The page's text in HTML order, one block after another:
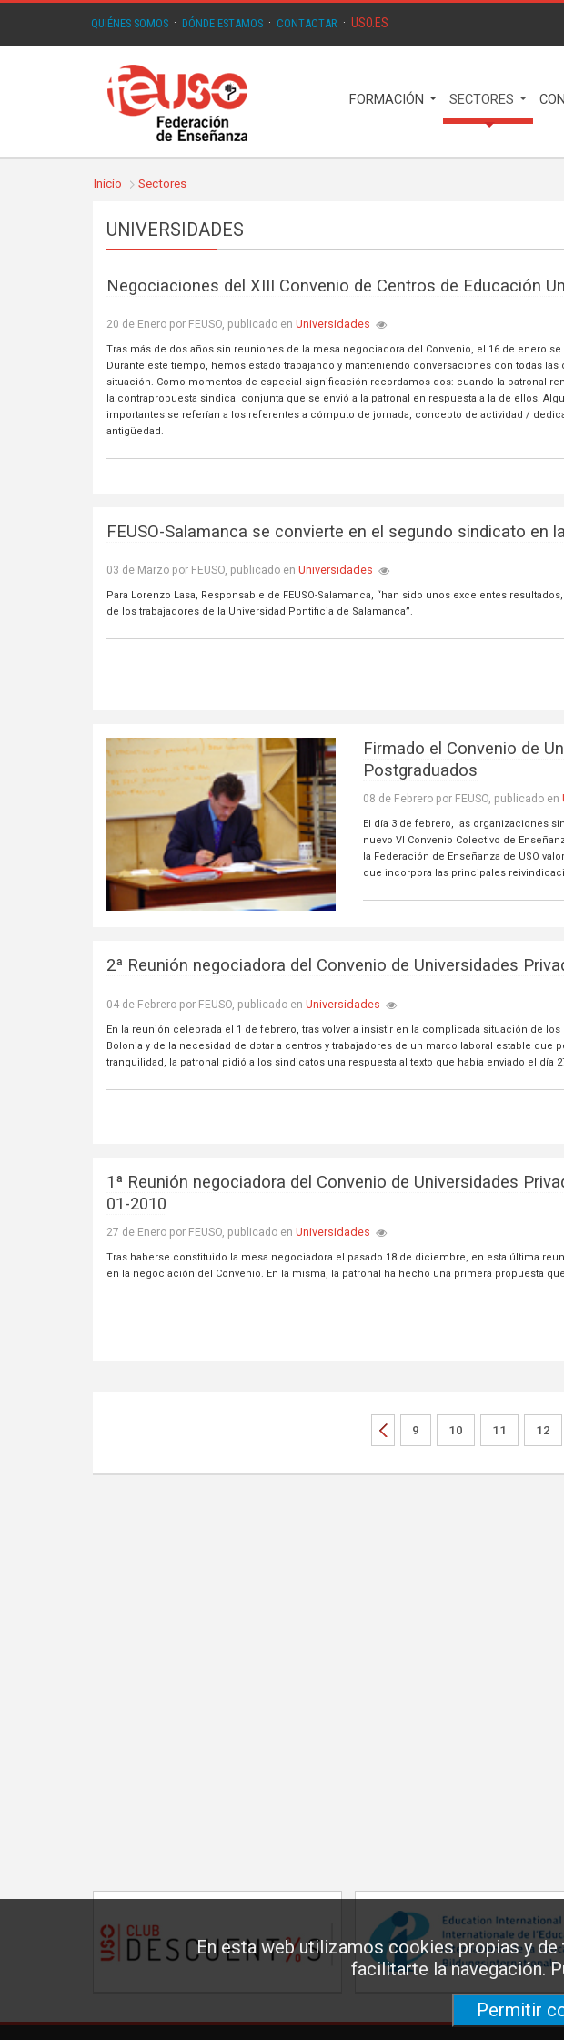
En esta web utilizamos cookies propias y
facilitarte la navegación.
Permitir
QUIÉNES SOMOS · DÓNDE ESTAMOS · CONTACTAR · USO.ES
FORMACIÓN SECTORES
Inicio Sectores
UNIVERSIDADES
Negociaciones del XIII Convenio de Centros de Educación
20 de Enero por FEUSO, publicado en Universidades
Tras más de dos años sin reuniones de la mesa negociadora del Convenio, el 16 de enero
Durante este tiempo, hemos estado trabajando y manteniendo conversaciones con todas
situación. Como momentos de especial significación recordamos dos: cuando la patronal
la contrapropuesta sindical conjunta que se envió a la patronal en respuesta a la de ellos.
importantes se referían a los referentes a cómputo de jornada, concepto de actividad /
antigüedad.
FEUSO-Salamanca se convierte en el segundo sindicato en
03 de Marzo por FEUSO, publicado en Universidades
Para Lorenzo Lasa, Responsable de FEUSO-Salamanca, “han sido unos excelentes
de los trabajadores de la Universidad Pontificia de Salamanca”.
Firmado el Convenio de
Postgraduados
08 de Febrero por FEUSO, publicado en
El día 3 de febrero, las organizaciones
nuevo VI Convenio Colectivo de
la Federación de Enseñanza de USO
que incorpora las principales
2ª Reunión negociadora del Convenio de Universidades
04 de Febrero por FEUSO, publicado en Universidades
En la reunión celebrada el 1 de febrero, tras volver a insistir en la complicada situación de
Bolonia y de la necesidad de dotar a centros y trabajadores de un marco laboral estable
tranquilidad, la patronal pidió a los sindicatos una respuesta al texto que había enviado el día
1ª Reunión negociadora del Convenio de Universidades
01-2010
27 de Enero por FEUSO, publicado en Universidades
Tras haberse constituido la mesa negociadora el pasado 18 de diciembre, en esta última
en la negociación del Convenio. En la misma, la patronal ha hecho una primera propuesta
9 10 11 12